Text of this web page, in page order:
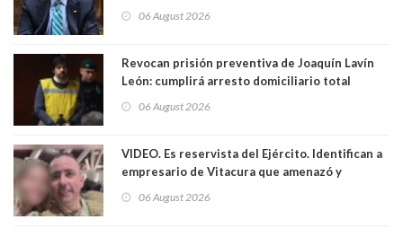
día que me muera”
06 August 2026
Revocan prisión preventiva de Joaquín Lavín
León: cumplirá arresto domiciliario total
06 August 2026
VIDEO. Es reservista del Ejército. Identifican a
empresario de Vitacura que amenazó y
al "ring raja". Se trata de Andrés Arrieta y la
06 August 2026